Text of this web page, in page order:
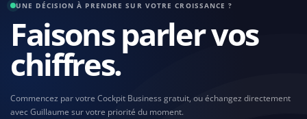
UNE DÉCISION À PRENDRE SUR VOTRE CROISSANCE ?
Faisons parler vos
chiffres.
Commencez par votre Cockpit Business gratuit, ou échangez directement
avec Guillaume sur votre priorité du moment.